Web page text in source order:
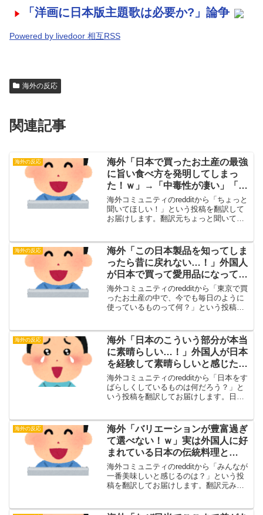
「洋画に日本版主題歌は必要か?」論争
Powered by livedoor 相互RSS
海外の反応
関連記事
海外の反応
海外「日本で買ったお土産の最強
に旨い食べ方を発明してしまっ
た！ｗ」→「中毒性が凄い」「ナ
イスアイディア！」【海外の反
応】
海外コミュニティのredditから「ちょっと
聞いてほしい！」という投稿を翻訳して
お届けします。翻訳元ちょっと聞いてほ
ただ、フライドポテトによってはあまり
よく絡まなくて、...
海外の反応
海外「この日本製品を知ってしま
ったら昔に戻れない…！」外国人
が日本で買って愛用品になってい
るものとは・・・？【海外の反
応】
海外コミュニティのredditから「東京で買
ったお土産の中で、今でも毎日のように
使っているものって何？」という投稿を
使っているものって何？（投稿主）飾り
棚に置いたままホ...
海外の反応
海外「日本のこういう部分が本当
に素晴らしい…！」外国人が日本
を経験して素晴らしいと感じたも
のとは・・・？【海外の反応】
海外コミュニティのredditから「日本をす
ばらしくしているものは何だろう？」と
いう投稿を翻訳してお届けします。日本
のは何だろう？翻訳元海外の反応・海外
の反応自分にとっ...
海外の反応
海外「バリエーションが豊富過ぎ
て選べない！ｗ」実は外国人に好
まれている日本の伝統料理と
は・・・？【海外の反応】
海外コミュニティのredditから「みんなが
一番美味しいと感じるのは？」という投
稿を翻訳してお届けします。翻訳元みん